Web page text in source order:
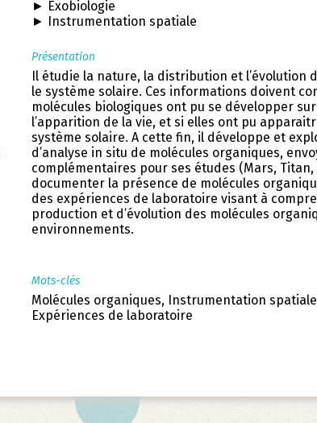
► Exobiologie
► Instrumentation spatiale
Présentation
Il étudie la nature, la distribution et l’évolution
le système solaire. Ces informations doivent
molécules biologiques ont pu se développer
l’apparition de la vie, et si elles ont pu
système solaire. A cette fin, il développe et
d’analyse in situ de molécules organiques,
complémentaires pour ses études (Mars,
documenter la présence de molécules
des expériences de laboratoire visant à
production et d’évolution des molécules
environnements.
Mots-clés
Molécules organiques, Instrumentation
Expériences de laboratoire